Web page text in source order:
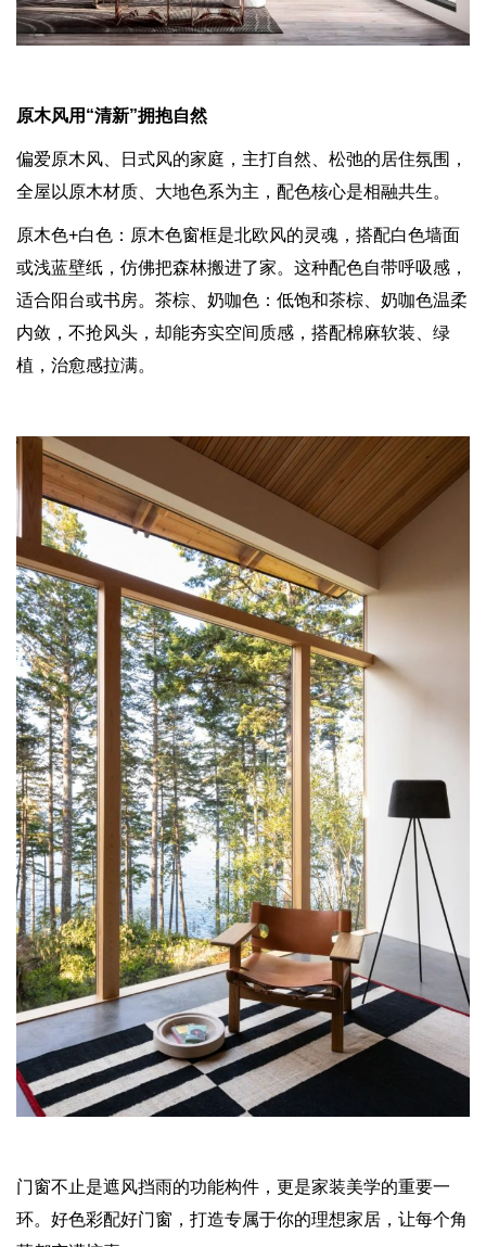
原木风用“清新”拥抱自然
偏爱原木风、日式风的家庭，主打自然、松弛的居住氛围，
全屋以原木材质、大地色系为主，配色核心是相融共生。
原木色+白色：原木色窗框是北欧风的灵魂，搭配白色墙面
或浅蓝壁纸，仿佛把森林搬进了家。这种配色自带呼吸感，
适合阳台或书房。茶棕、奶咖色：低饱和茶棕、奶咖色温柔
内敛，不抢风头，却能夯实空间质感，搭配棉麻软装、绿
植，治愈感拉满。
门窗不止是遮风挡雨的功能构件，更是家装美学的重要一
环。好色彩配好门窗，打造专属于你的理想家居，让每个角